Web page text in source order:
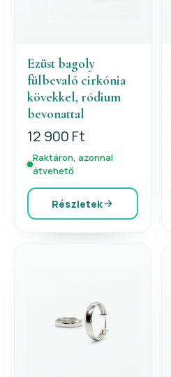
Ezüst bagoly
fülbevaló cirkónia
kövekkel, ródium
bevonattal
12 900 Ft
Raktáron, azonnal
átvehető
Részletek